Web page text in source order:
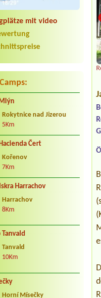
mit video
Rokytnice nad Jizerou
5Km
Čert
Kořenov
7Km
Harrachov
Harrachov
8Km
Tanvald
10Km
Horní Mísečky